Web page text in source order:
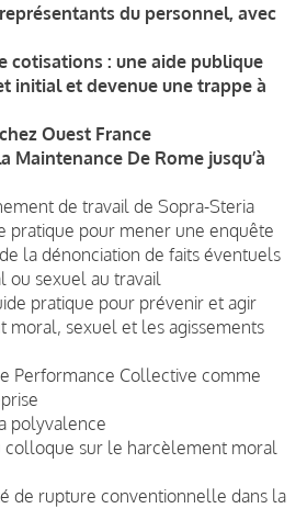
du personnel, avec
cotisations : une aide publique
initial et devenue une trappe à
Ouest France
Maintenance De Rome jusqu’à
de travail de Sopra-Steria
pratique pour mener une enquête
la dénonciation de faits éventuels
ou sexuel au travail
pratique pour prévenir et agir
sexuel et les agissements
Performance Collective comme
polyvalence
colloque sur le harcèlement moral
de rupture conventionnelle dans la